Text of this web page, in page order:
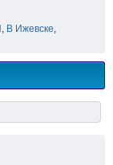
, В Ижевске,